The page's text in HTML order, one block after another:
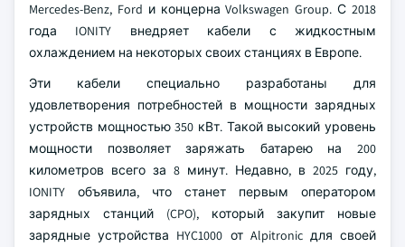
Mercedes-Benz, Ford и концерна Volkswagen Group. С 2018
года IONITY внедряет кабели с жидкостным
охлаждением на некоторых своих станциях в Европе.
Эти кабели специально разработаны для
удовлетворения потребностей в мощности зарядных
устройств мощностью 350 кВт. Такой высокий уровень
мощности позволяет заряжать батарею на 200
километров всего за 8 минут. Недавно, в 2025 году,
IONITY объявила, что станет первым оператором
зарядных станций (CPO), который закупит новые
зарядные устройства HYC1000 от Alpitronic для своей